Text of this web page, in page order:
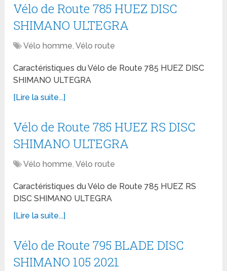
Vélo de Route 785 HUEZ DISC
SHIMANO ULTEGRA
Vélo homme,Vélo route
Caractéristiques du Vélo de Route 785 HUEZ DISC
SHIMANO ULTEGRA
[Lire la suite...]
Vélo de Route 785 HUEZ RS DISC
SHIMANO ULTEGRA
Vélo homme,Vélo route
Caractéristiques du Vélo de Route 785 HUEZ RS
DISC SHIMANO ULTEGRA
[Lire la suite...]
Vélo de Route 795 BLADE DISC
SHIMANO 105 2021